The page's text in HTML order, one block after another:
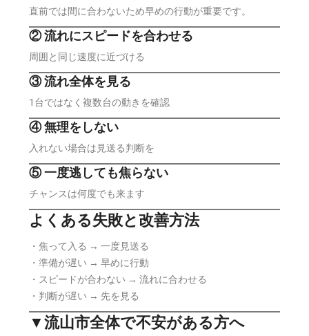
直前では間に合わないため早めの行動が重要です。
② 流れにスピードを合わせる
周囲と同じ速度に近づける
③ 流れ全体を見る
1台ではなく複数台の動きを確認
④ 無理をしない
入れない場合は見送る判断を
⑤ 一度逃しても焦らない
チャンスは何度でも来ます
よくある失敗と改善方法
・焦って入る → 一度見送る
・準備が遅い → 早めに行動
・スピードが合わない → 流れに合わせる
・判断が遅い → 先を見る
▼流山市全体で不安がある方へ